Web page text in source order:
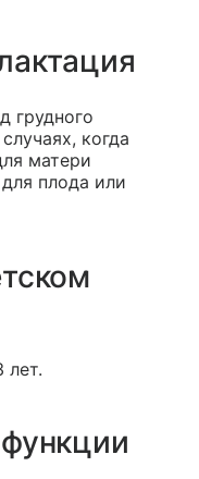
грудного
когда
матери
плода или
лет.